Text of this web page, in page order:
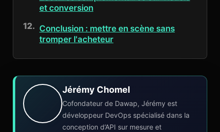
et conversion
Conclusion : mettre en scène sans
tromper l'acheteur
Jérémy Chomel
Cofondateur de Dawap, Jérémy est
développeur DevOps spécialisé dans la
conception d’API sur mesure et